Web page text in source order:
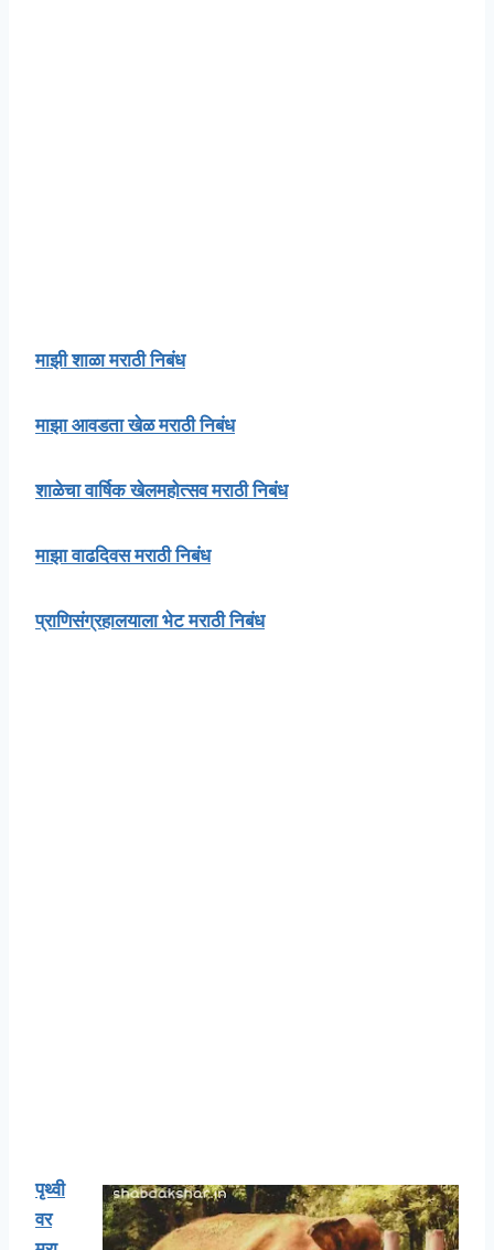
माझी शाळा मराठी निबंध
माझा आवडता खेळ मराठी निबंध
शाळेचा वार्षिक खेलमहोत्सव मराठी निबंध
माझा वाढदिवस मराठी निबंध
प्राणिसंग्रहालयाला भेट मराठी निबंध
पृथ्वी
वर